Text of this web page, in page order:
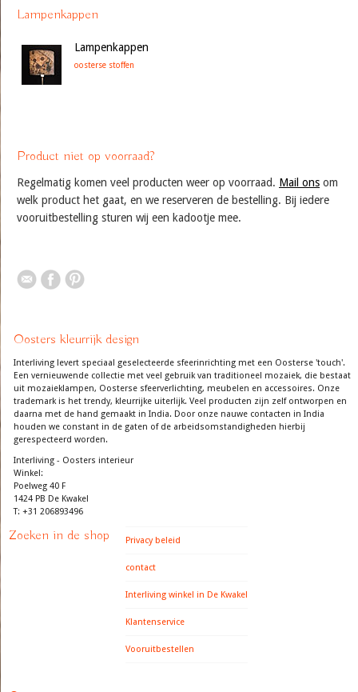
Lampenkappen
Lampenkappen
oosterse stoffen
Product niet op voorraad?
Regelmatig komen veel producten weer op voorraad. Mail ons om
welk product het gaat, en we reserveren de bestelling. Bij iedere
vooruitbestelling sturen wij een kadootje mee.
Oosters kleurrijk design
Interliving levert speciaal geselecteerde sfeerinrichting met een Oosterse 'touch'.
Een vernieuwende collectie met veel gebruik van traditioneel mozaiek, die bestaat
uit mozaieklampen, Oosterse sfeerverlichting, meubelen en accessoires. Onze
trademark is het trendy, kleurrijke uiterlijk. Veel producten zijn zelf ontworpen en
daarna met de hand gemaakt in India. Door onze nauwe contacten in India
houden we constant in de gaten of de arbeidsomstandigheden hierbij
gerespecteerd worden.
Interliving - Oosters interieur
Winkel:
Poelweg 40 F
1424 PB De Kwakel
T: +31 206893496
Zoeken in de shop Privacy beleid
contact
Interliving winkel in De Kwakel
Klantenservice
Vooruitbestellen